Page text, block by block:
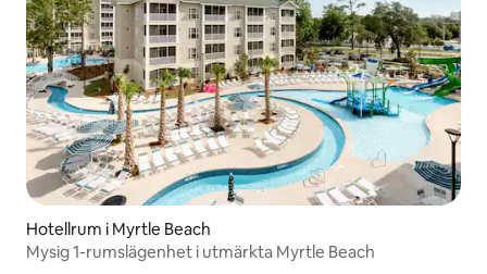
Hotellrum i Myrtle Beach
Mysig 1-rumslägenhet i utmärkta Myrtle Beach